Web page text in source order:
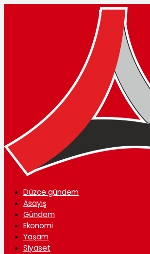
Düzce gündem
Asayiş
Gündem
Ekonomi
Yaşam
Siyaset